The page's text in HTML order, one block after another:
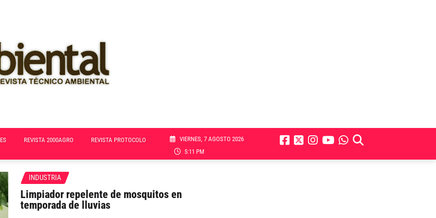
REVISTA 2000AGRO REVISTA PROTOCOLO
VIERNES, 7 AGOSTO 2026
5:11 PM
INDUSTRIA
Limpiador repelente de mosquitos en
temporada de lluvias